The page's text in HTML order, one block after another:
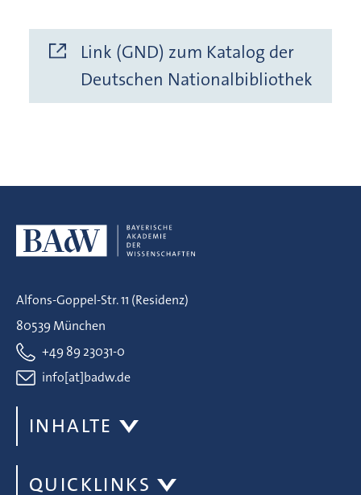
Link (GND) zum Katalog der
Deutschen Nationalbibliothek
Alfons-Goppel-Str. 11 (Residenz)
80539 München
+49 89 23031-0
info[at]badw.de
INHALTE
QUICKLINKS